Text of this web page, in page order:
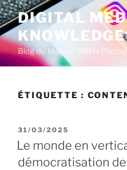
A
l
l
e
r
DIGITAL
KNOWLEDGE
Blog du Master SIREN
ÉTIQUETTE :
P
U
B
L
31/03/2025
Le monde en
démocratisation